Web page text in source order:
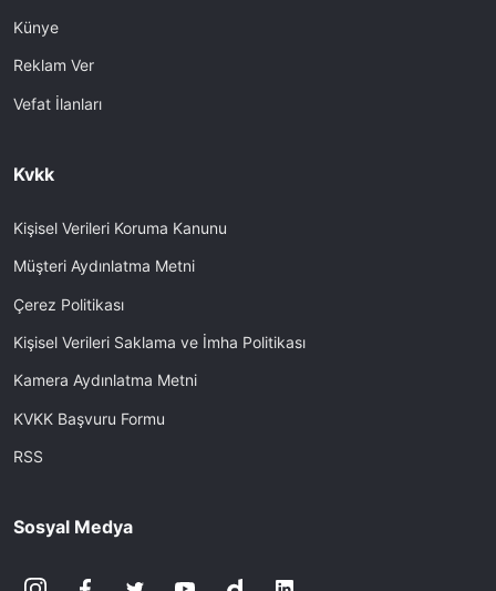
Künye
Reklam Ver
Vefat İlanları
Kvkk
Kişisel Verileri Koruma Kanunu
Müşteri Aydınlatma Metni
Çerez Politikası
Kişisel Verileri Saklama ve İmha Politikası
Kamera Aydınlatma Metni
KVKK Başvuru Formu
RSS
Sosyal Medya